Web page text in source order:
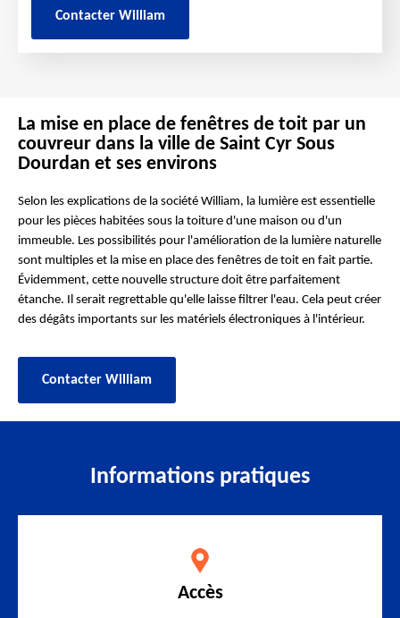
Contacter William
La mise en place de fenêtres de toit par un
couvreur dans la ville de Saint Cyr Sous
Dourdan et ses environs
Selon les explications de la société William, la lumière est essentielle
pour les pièces habitées sous la toiture d'une maison ou d'un
immeuble. Les possibilités pour l'amélioration de la lumière naturelle
sont multiples et la mise en place des fenêtres de toit en fait partie.
Évidemment, cette nouvelle structure doit être parfaitement
étanche. Il serait regrettable qu'elle laisse filtrer l'eau. Cela peut créer
des dégâts importants sur les matériels électroniques à l'intérieur.
Contacter William
Informations pratiques
Accès